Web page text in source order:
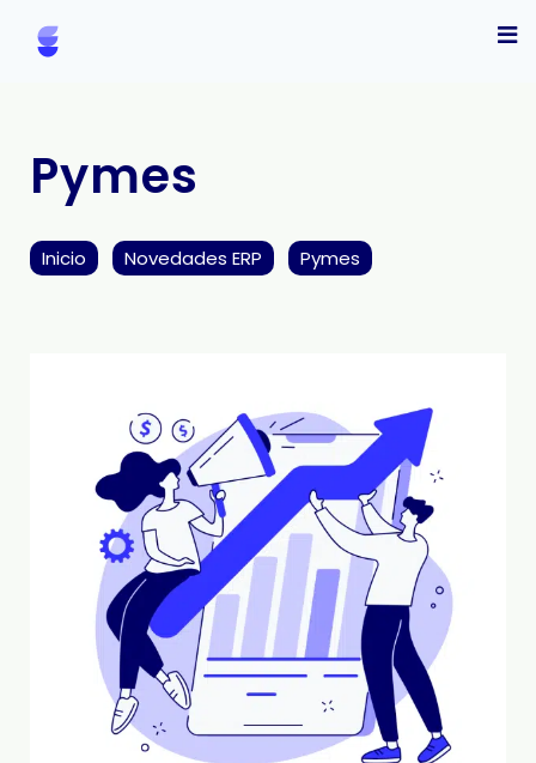
Pymes
Inicio Novedades ERP Pymes